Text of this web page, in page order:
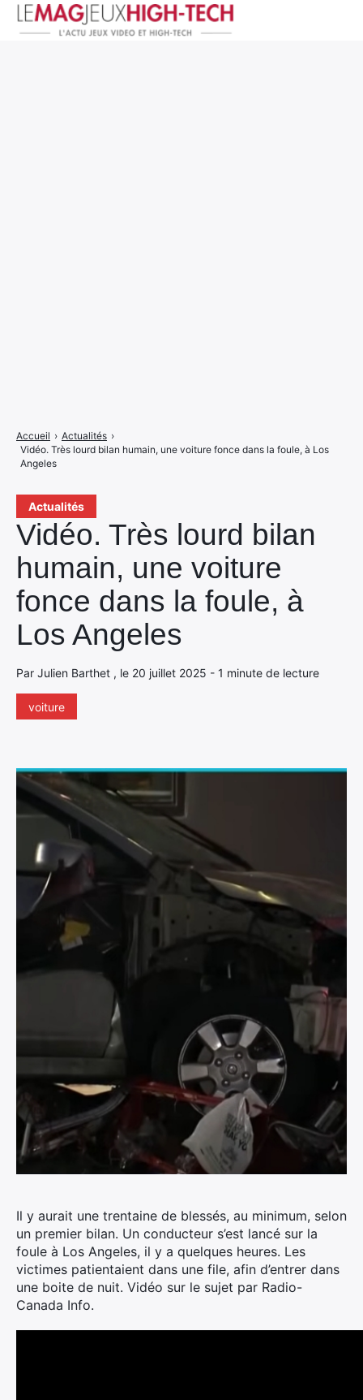
Actualités
Vidéo. Très lourd bilan
humain, une voiture
fonce dans la foule, à
Los Angeles
Par Julien Barthet , le 20 juillet 2025 - 1 minute de lecture
voiture
Accueil › Actualités ›
Vidéo. Très lourd bilan humain, une voiture fonce dans la foule, à Los
Angeles
Il y aurait une trentaine de blessés, au minimum, selon
un premier bilan. Un conducteur s’est lancé sur la
foule à Los Angeles, il y a quelques heures. Les
victimes patientaient dans une file, afin d’entrer dans
une boite de nuit. Vidéo sur le sujet par Radio-
Canada Info.